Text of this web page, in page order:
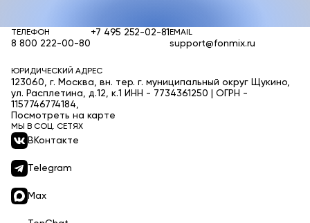
ТЕЛЕФОН
8 800 222-00-80
+7 495 252-02-81 EMAIL
support@fonmix.ru
ЮРИДИЧЕСКИЙ АДРЕС
123060, г. Москва, вн. тер. г. муниципальный округ Щукино,
ул. Расплетина, д.12, к.1 ИНН - 7734361250 | ОГРН -
1157746774184,
Посмотреть на карте
МЫ В СОЦ. СЕТЯХ
ВКонтакте
Telegram
Max